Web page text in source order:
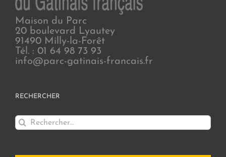
Maison du Parc
20 boulevard Lyautey
91490 Milly-la-Forêt
Tél. : 01 64 98 73 93
info@parc-gatinais-francais.fr
RECHERCHER
Rechercher: